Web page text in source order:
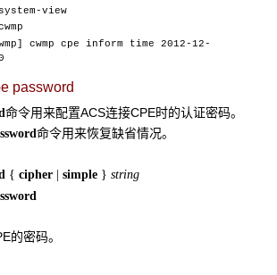
view
cwmp cpe inform time 2012-12-
password
命令用来配置ACS连接CPE时的认证密码。
命令用来恢复缺省情况。
{ cipher simple } string
的密码。